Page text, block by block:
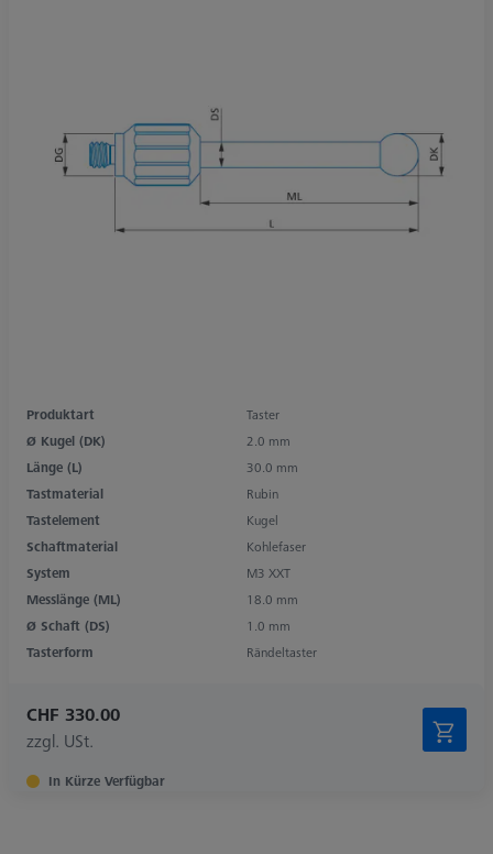
Produktart
Taster
Ø Kugel (DK)
2.0 mm
Länge (L)
30.0 mm
Tastmaterial
Rubin
Tastelement
Kugel
Schaftmaterial
Kohlefaser
System
M3 XXT
Messlänge (ML)
18.0 mm
Ø Schaft (DS)
1.0 mm
Tasterform
Rändeltaster
CHF 330.00
zzgl. USt.
In Kürze Verfügbar